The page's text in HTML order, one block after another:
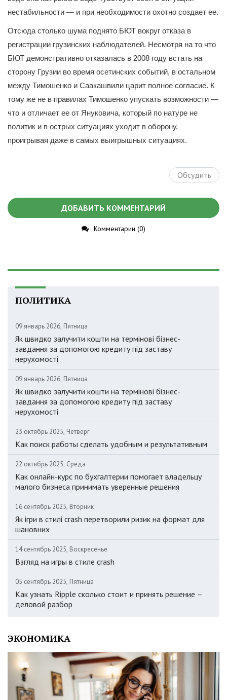
нестабильности — и при необходимости охотно создает ее.
Отсюда столько шума поднято БЮТ вокруг отказа в
регистрации грузинских наблюдателей. Несмотря на то что
БЮТ демонстративно отказалась в 2008 году встать на
сторону Грузии во время осетинских событий, в остальном
между Тимошенко и Саакашвили царит полное согласие. К
тому же не в правилах Тимошенко упускать возможности —
что и отличает ее от Януковича, который по натуре не
политик и в острых ситуациях уходит в оборону,
проигрывая даже в самых выигрышных ситуациях.
Обсудить
ДОБАВИТЬ КОММЕНТАРИЙ
Комментарии (0)
ПОЛИТИКА
09 январь 2026, Пятница
Як швидко залучити кошти на термінові бізнес-
завдання за допомогою кредиту під заставу
нерухомості
09 январь 2026, Пятница
Як швидко залучити кошти на термінові бізнес-
завдання за допомогою кредиту під заставу
нерухомості
23 октябрь 2025, Четверг
Как поиск работы сделать удобным и результативным
22 октябрь 2025, Среда
Как онлайн-курс по бухгалтерии помогает владельцу
малого бизнеса принимать уверенные решения
16 сентябрь 2025, Вторник
Як ігри в стилі crash перетворили ризик на формат для
шановних
14 сентябрь 2025, Воскресенье
Взгляд на игры в стиле crash
05 сентябрь 2025, Пятница
Как узнать Ripple сколько стоит и принять решение –
деловой разбор
ЭКОНОМИКА